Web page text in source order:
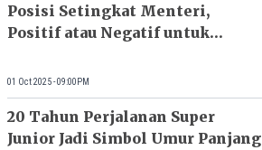
Posisi Setingkat Menteri,
Positif atau Negatif untuk
01 Oct 2025 - 09:00PM
20 Tahun Perjalanan Super
Junior Jadi Simbol Umur Panjang